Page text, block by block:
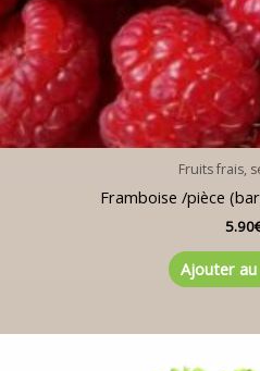
Fruits frais,
Framboise /pièce
5.90
Ajouter